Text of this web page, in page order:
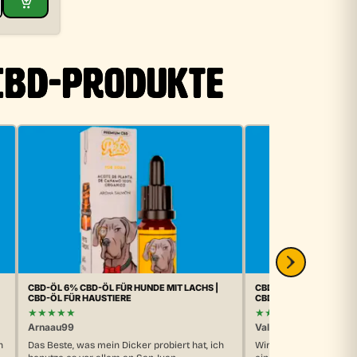
PRODUKTE
CBD-ÖL 6% CBD-ÖL FÜR HUNDE MIT LACHS |
CBD-ÖL FÜR HAUSTIERE
★★★★★
Arnaau99
Das Beste, was mein Dicker probiert hat, ich
CBD-ÖL 6% CBD-ÖL
CBD-ÖL FÜR
★★★★★
Valentina
Wir geben CBD